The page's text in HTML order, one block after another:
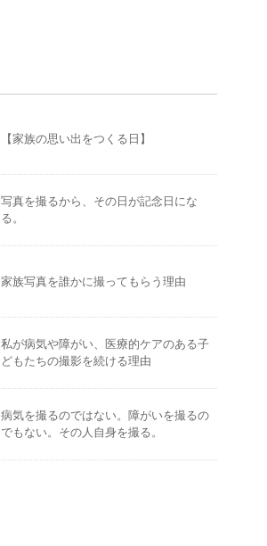
【家族の思い出をつくる日】
写真を撮るから、その日が記念日にな
る。
家族写真を誰かに撮ってもらう理由
私が病気や障がい、医療的ケアのある子
どもたちの撮影を続ける理由
病気を撮るのではない。障がいを撮るの
でもない。その人自身を撮る。